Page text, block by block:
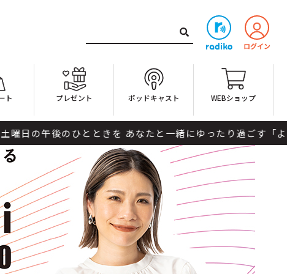
ト プレゼント ポッドキャスト WEBショップ
を あなたと一緒にゆったり過ごす「よはくじかん」 今週